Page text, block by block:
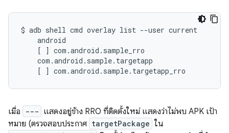
$ adb shell cmd overlay list --user
[
]
[
] com.android.sample.targetapp_rro
เมื่อ --- แสดงอยู่ข้าง RRO ที่ติดตั้งใหม่ แสดงว่าไม่พบ APK เป้า
หมาย (ตรวจสอบประกาศ targetPackage ใน